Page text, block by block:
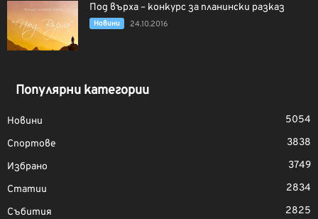
Под върха – конкурс за планински разказ
Новини 24.10.2016
Популярни категории
Новини
5054
Спортове
3838
Избрано
3749
Статии
2834
Събития
2825